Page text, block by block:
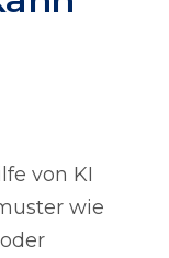
von KI
wie